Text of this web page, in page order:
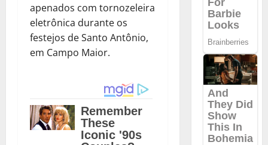
apenados com tornozeleira
eletrônica durante os
festejos de Santo Antônio,
em Campo Maior.